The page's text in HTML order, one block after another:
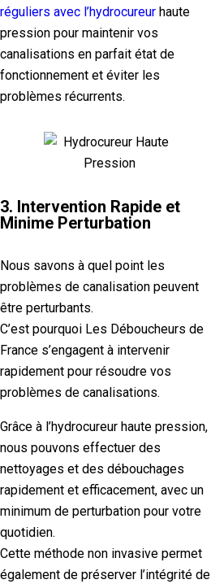
réguliers avec l’hydrocureur haute
pression pour maintenir vos
canalisations en parfait état de
fonctionnement et éviter les
problèmes récurrents.
3. Intervention Rapide et
Minime Perturbation
Nous savons à quel point les
problèmes de canalisation peuvent
être perturbants.
C’est pourquoi Les Déboucheurs de
France s’engagent à intervenir
rapidement pour résoudre vos
problèmes de canalisations.
Grâce à l’hydrocureur haute pression,
nous pouvons effectuer des
nettoyages et des débouchages
rapidement et efficacement, avec un
minimum de perturbation pour votre
quotidien.
Cette méthode non invasive permet
également de préserver l’intégrité de